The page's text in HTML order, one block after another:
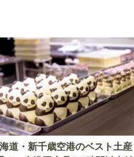
道・新千歳空港のベスト土産